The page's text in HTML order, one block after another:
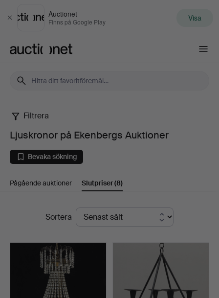
Stäng
Auctionet
Finns på Google Play Visa
Ljuskronor
på
Ekenbergs
Auktioner
Filtrera
Ljuskronor på Ekenbergs Auktioner
Bevaka sökning
Pågående auktioner Slutpriser(8)
SlutpriserSortera